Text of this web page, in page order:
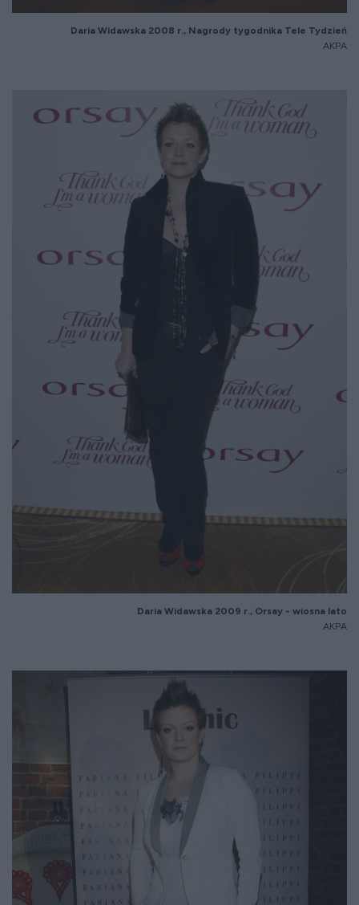
Daria Widawska 2008 r., Nagrody tygodnika Tele Tydzień
AKPA
Daria Widawska 2009 r., Orsay - wiosna lato
AKPA